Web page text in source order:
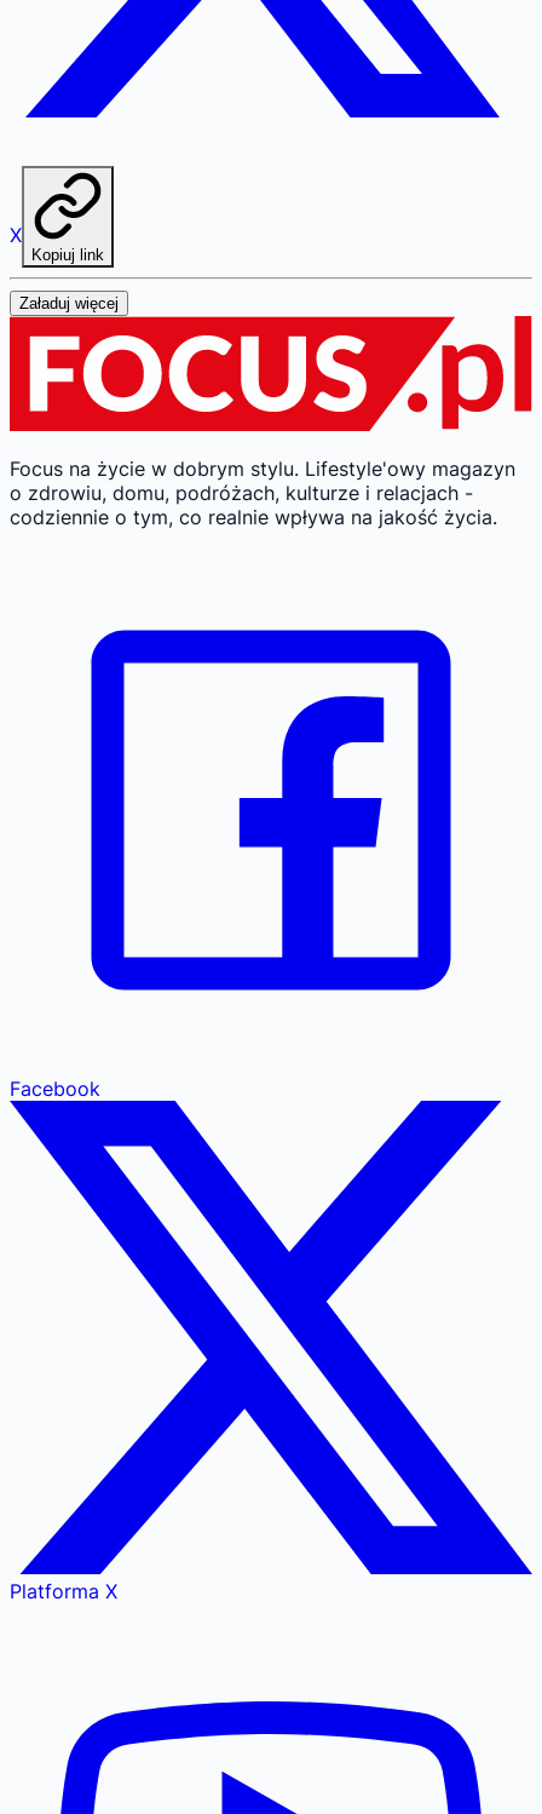
X
Kopiuj link
Załaduj więcej
Focus na życie w dobrym stylu. Lifestyle'owy magazyn
o zdrowiu, domu, podróżach, kulturze i relacjach -
codziennie o tym, co realnie wpływa na jakość życia.
Facebook
Platforma X